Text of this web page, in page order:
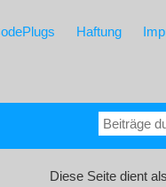
Haftung
Suchen
nach:
Diese Seite dient